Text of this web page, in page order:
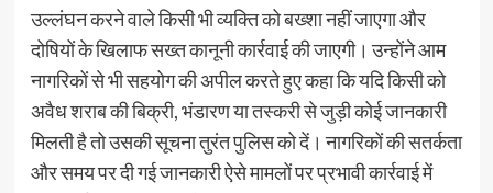
उल्लंघन करने वाले किसी भी व्यक्ति को बख्शा नहीं जाएगा और
दोषियों के खिलाफ सख्त कानूनी कार्रवाई की जाएगी। उन्होंने आम
नागरिकों से भी सहयोग की अपील करते हुए कहा कि यदि किसी को
अवैध शराब की बिक्री, भंडारण या तस्करी से जुड़ी कोई जानकारी
मिलती है तो उसकी सूचना तुरंत पुलिस को दें। नागरिकों की सतर्कता
और समय पर दी गई जानकारी ऐसे मामलों पर प्रभावी कार्रवाई में